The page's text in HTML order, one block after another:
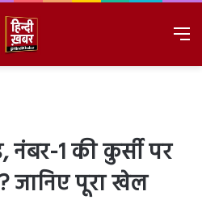
नंबर-1 की कुर्सी पर
जानिए पूरा खेल